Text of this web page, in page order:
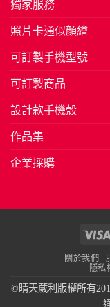
獨家服務
照片卡通似顏繪
可訂製手機型號
可訂製商品
設計款手機殼
作品集
企業採購
關於我們
隱私
©晴天葳利版權所有